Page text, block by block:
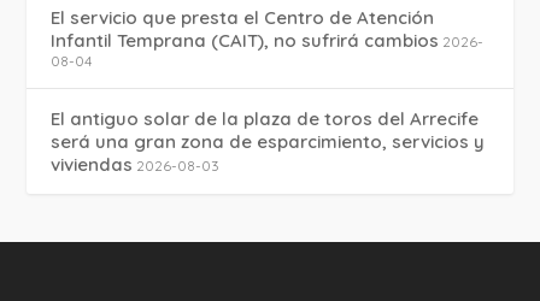
El servicio que presta el Centro de Atención
Infantil Temprana (CAIT), no sufrirá cambios 2026-
08-04
El antiguo solar de la plaza de toros del Arrecife
será una gran zona de esparcimiento, servicios y
viviendas 2026-08-03